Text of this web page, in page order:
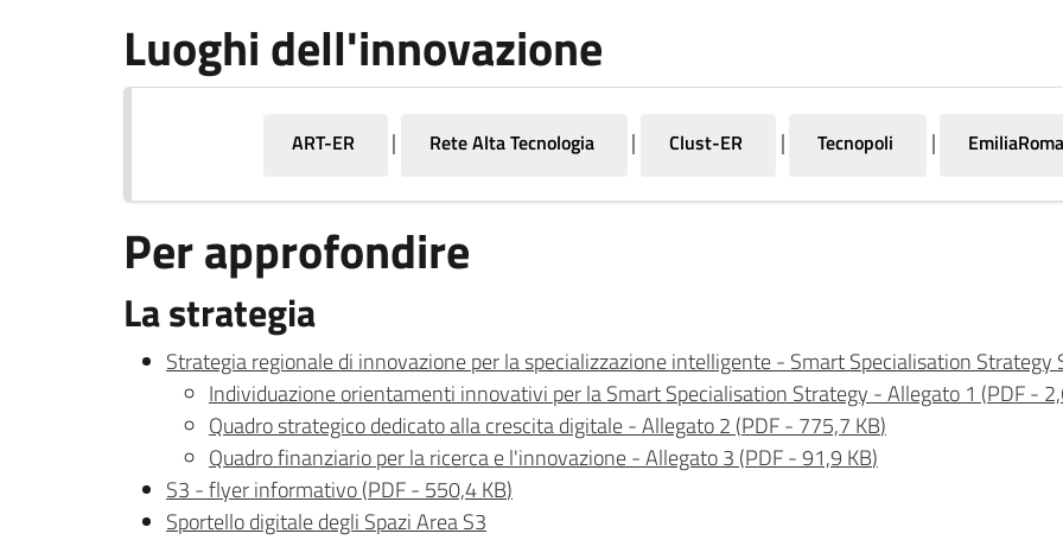
Luoghi dell'innovazione
ART-ER | Rete Alta Tecnologia | Clust-ER | Tecnopoli |
Per approfondire
La strategia
Strategia regionale di innovazione per la specializzazione intelligente - Smart Specialisation Strategy
Individuazione orientamenti innovativi per la Smart Specialisation Strategy - Allegato 1 (PDF-
Quadro strategico dedicato alla crescita digitale - Allegato 2 (PDF- 775,7 KB)
Quadro finanziario per la ricerca e l'innovazione - Allegato 3 (PDF-91,9 KB)
S3 - flyer informativo(PDF- 550,4 KB)
Sportello digitale degli Spazi Area S3